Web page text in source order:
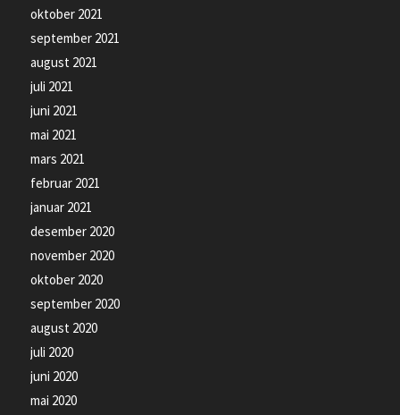
oktober 2021
september 2021
august 2021
juli 2021
juni 2021
mai 2021
mars 2021
februar 2021
januar 2021
desember 2020
november 2020
oktober 2020
september 2020
august 2020
juli 2020
juni 2020
mai 2020